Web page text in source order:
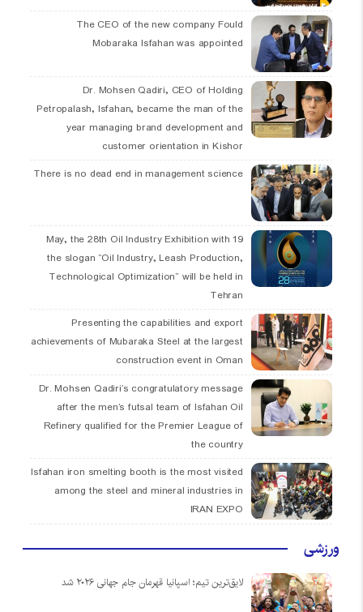
The CEO of the new company Fould
Mobaraka Isfahan was appointed
Dr. Mohsen Qadiri, CEO of Holding
Petropalash, Isfahan, became the man of the
year managing brand development and
customer orientation in Kishor
There is no dead end in management science
19 May, the 28th Oil Industry Exhibition with
the slogan “Oil Industry, Leash Production,
Technological Optimization” will be held in
Tehran
Presenting the capabilities and export
achievements of Mubaraka Steel at the largest
construction event in Oman
Dr. Mohsen Qadiri’s congratulatory message
after the men’s futsal team of Isfahan Oil
Refinery qualified for the Premier League of
the country
Isfahan iron smelting booth is the most visited
among the steel and mineral industries in
IRAN EXPO
ورزشی
لایق‌ترین تیم؛ اسپانیا قهرمان جام جهانی ۲۰۲۶ شد